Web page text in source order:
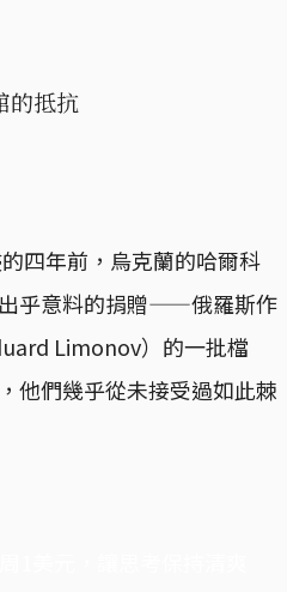
的抵抗
四年前，烏克蘭的哈爾科
乎意料的捐贈——俄羅斯作
Limonov）的一批檔
他們幾乎從未接受過如此棘